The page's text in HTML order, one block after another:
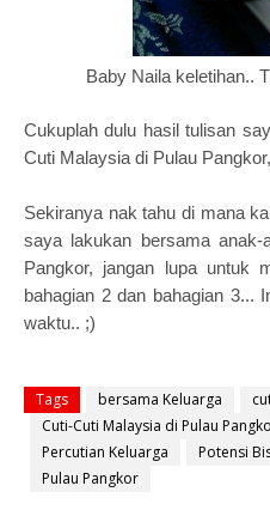
Baby Naila keletihan..
Cukuplah dulu hasil tulisan
Cuti Malaysia di Pulau
Sekiranya nak tahu di mana
saya lakukan bersama
Pangkor, jangan lupa untuk
bahagian 2 dan bahagian 3...
waktu.. ;)
Tags bersama Keluarga
Cuti-Cuti Malaysia di Pulau
Percutian Keluarga
Potensi
Pulau Pangkor